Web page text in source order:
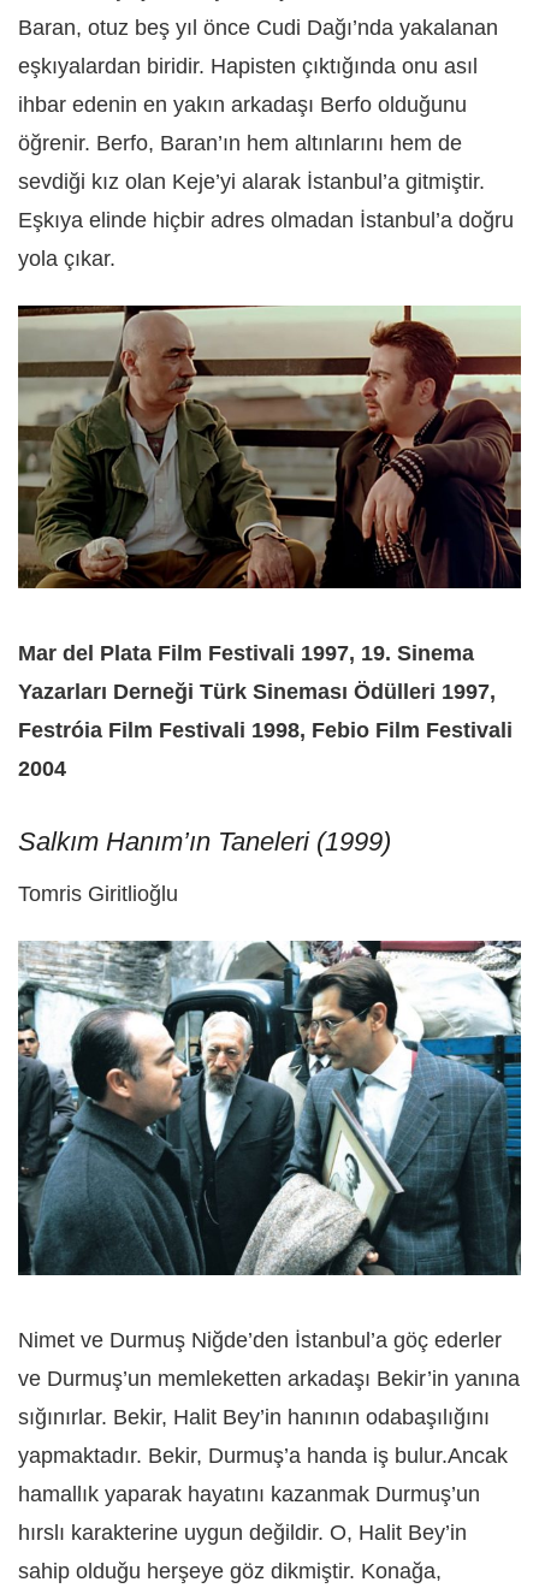
Baran, otuz beş yıl önce Cudi Dağı’nda yakalanan
eşkıyalardan biridir. Hapisten çıktığında onu asıl
ihbar edenin en yakın arkadaşı Berfo olduğunu
öğrenir. Berfo, Baran’ın hem altınlarını hem de
sevdiği kız olan Keje’yi alarak İstanbul’a gitmiştir.
Eşkıya elinde hiçbir adres olmadan İstanbul’a doğru
yola çıkar.
Mar del Plata Film Festivali 1997, 19. Sinema
Yazarları Derneği Türk Sineması Ödülleri 1997,
Festróia Film Festivali 1998, Febio Film Festivali
2004
Salkım Hanım’ın Taneleri (1999)
Tomris Giritlioğlu
Nimet ve Durmuş Niğde’den İstanbul’a göç ederler
ve Durmuş’un memleketten arkadaşı Bekir’in yanına
sığınırlar. Bekir, Halit Bey’in hanının odabaşılığını
yapmaktadır. Bekir, Durmuş’a handa iş bulur.Ancak
hamallık yaparak hayatını kazanmak Durmuş’un
hırslı karakterine uygun değildir. O, Halit Bey’in
sahip olduğu herşeye göz dikmiştir. Konağa,